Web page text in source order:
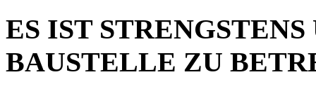
ES IST
BAUSTELLE ZU